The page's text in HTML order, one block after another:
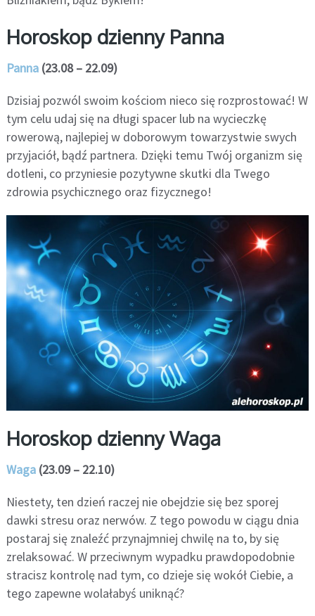
Horoskop dzienny Panna
Panna(23.08 – 22.09)
Dzisiaj pozwól swoim kościom nieco się rozprostować! W
tym celu udaj się na długi spacer lub na wycieczkę
rowerową, najlepiej w doborowym towarzystwie swych
przyjaciół, bądź partnera. Dzięki temu Twój organizm się
dotleni, co przyniesie pozytywne skutki dla Twego
zdrowia psychicznego oraz fizycznego!
Horoskop dzienny Waga
Waga(23.09 – 22.10)
Niestety, ten dzień raczej nie obejdzie się bez sporej
dawki stresu oraz nerwów. Z tego powodu w ciągu dnia
postaraj się znaleźć przynajmniej chwilę na to, by się
zrelaksować. W przeciwnym wypadku prawdopodobnie
stracisz kontrolę nad tym, co dzieje się wokół Ciebie, a
tego zapewne wolałabyś uniknąć?